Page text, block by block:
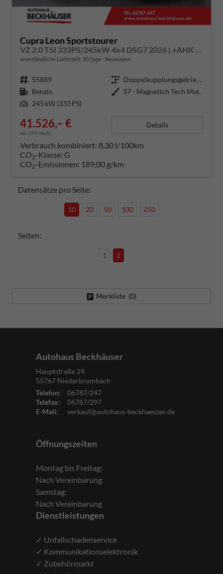
Cupra Leon Sportstourer
VZ 2.0 TSI 333PS/245kW 4x4 DSG7 2026 | +AHK +PANO +NAVI +Matrix +Immersive +5J Erw. Garantie
unverbindliche Lieferzeit: 20 Tage Neuwagen
Fahrzeugnummer 55889 Getriebe
Doppelkupplungsgetriebe (DSG)
Kraftstoff Benzin Außenfarbe S7 - Magnetich Tech Met.
Leistung 245 kW (333 PS)
41.526,– €
incl. 19% MwSt.
Details
Verbrauch kombiniert: 8,30 l/100km
CO2-Klasse: G
CO2-Emissionen: 189,00 g/km
Datensätze pro Seite:
10 20 50 100 250
Seiten:
1 2
Merkliste (0)
Autohaus Beckhäuser
Hauptstraße 24
55767 Niederbrombach
Telefon:
06787/247
Telefax:
06787/297
E-Mail:
verkauf@autohaus-beckhaeuser.de
Öffnungszeiten
Montag bis Freitag:
Nach Vereinbarung
Samstag:
Nach Vereinbarung
Dienstleistungen
✓ Unfallschadenservice
✓ Kommunikationselektronik
✓ Zubehörmarkt